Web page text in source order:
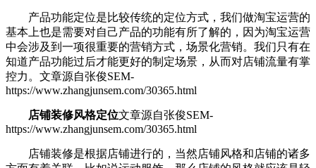
产品功能定位是比较传统的定位方式，我们做淘宝运营的
基本上也是需要对自己产品的功能有所了解的，因为淘宝运营
中会涉及到一项很重要的营销方式，场景化营销。我们只有在
知道产品功能过后才能更好的制定场景，从而对店铺流量有掌
控力。 文章源自张俊SEM-
https://www.zhangjunsem.com/30365.html
店铺装修风格定位文章源自张俊SEM-
https://www.zhangjunsem.com/30365.html
店铺装修是根据店铺进行的，当然店铺风格和店铺的诸多